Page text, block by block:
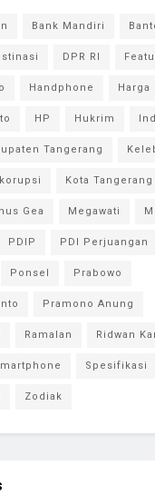
Bank Mandiri
DPR RI
Handphone Harga
HP Hukrim
Tangerang
korupsi Kota Tangerang
Gea Megawati
PDIP PDI Perjuangan
Ponsel Prabowo
Pramono Anung
Ramalan Ridwan
Spesifikasi
Zodiak